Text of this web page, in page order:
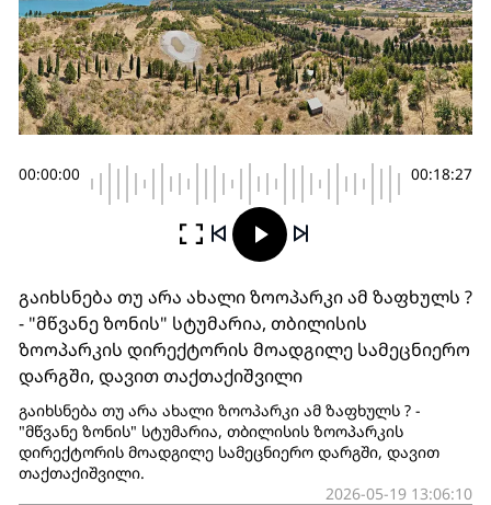
00:00:00 00:18:27
გაიხსნება თუ არა ახალი ზოოპარკი ამ ზაფხულს ?
- "მწვანე ზონის" სტუმარია, თბილისის
ზოოპარკის დირექტორის მოადგილე სამეცნიერო
დარგში, დავით თაქთაქიშვილი
გაიხსნება თუ არა ახალი ზოოპარკი ამ ზაფხულს ? -
"მწვანე ზონის" სტუმარია, თბილისის ზოოპარკის
დირექტორის მოადგილე სამეცნიერო დარგში, დავით
თაქთაქიშვილი.
2026-05-19 13:06:10